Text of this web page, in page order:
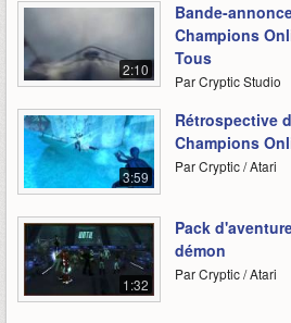
2:10
Bande-
Champions
Tous
Par Cryptic Studio
3:59
Rétrospective
Champions
Par Cryptic / Atari
1:32
Pack
démon
Par Cryptic / Atari